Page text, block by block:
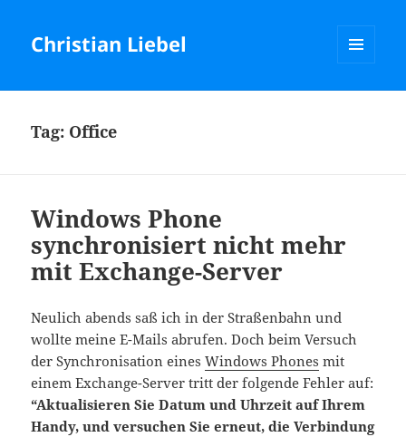
Christian Liebel
Tag: Office
Windows Phone
synchronisiert nicht mehr
mit Exchange-Server
Neulich abends saß ich in der Straßenbahn und
wollte meine E-Mails abrufen. Doch beim Versuch
der Synchronisation einesWindows Phones mit
einem Exchange-Server tritt der folgende Fehler auf:
“Aktualisieren Sie Datum und Uhrzeit auf Ihrem
Handy, und versuchen Sie erneut, die Verbindung